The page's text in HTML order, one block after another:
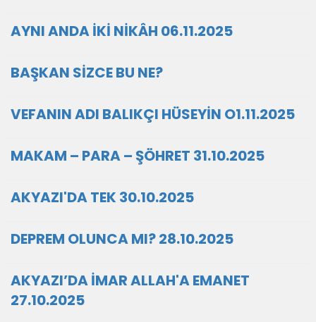
AYNI ANDA İKİ NİKÂH 06.11.2025
BAŞKAN SİZCE BU NE?
VEFANIN ADI BALIKÇI HÜSEYİN O1.11.2025
MAKAM – PARA – ŞÖHRET 31.10.2025
AKYAZI'DA TEK 30.10.2025
DEPREM OLUNCA MI? 28.10.2025
AKYAZI’DA İMAR ALLAH'A EMANET
27.10.2025